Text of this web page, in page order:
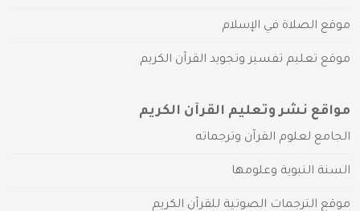
موقع الصلاة في الإسلام
موقع تعليم تفسير وتجويد القرآن الكريم
مواقع نشر وتعليم القرآن الكريم
الجامع لعلوم القرآن وترجماته
السنة النبوية وعلومها
موقع الترجمات الصوتية للقرآن الكريم